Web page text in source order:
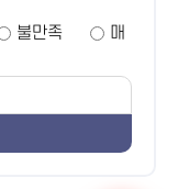
불만족
매